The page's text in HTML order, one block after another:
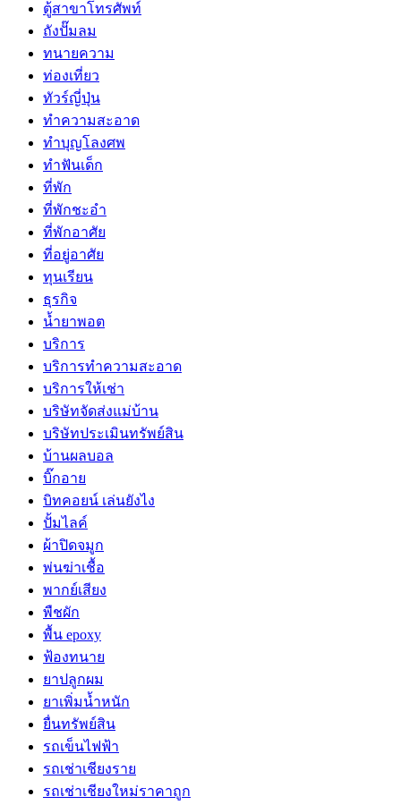
ตู้สาขาโทรศัพท์
ถังปั๊มลม
ทนายความ
ท่องเที่ยว
ทัวร์ญี่ปุ่น
ทำความสะอาด
ทำบุญโลงศพ
ทำฟันเด็ก
ที่พัก
ที่พักชะอำ
ที่พักอาศัย
ที่อยู่อาศัย
ทุนเรียน
ธุรกิจ
น้ำยาพอต
บริการ
บริการทำความสะอาด
บริการให้เช่า
บริษัทจัดส่งแม่บ้าน
บริษัทประเมินทรัพย์สิน
บ้านผลบอล
บิ๊กอาย
บิทคอยน์ เล่นยังไง
ปั้มไลค์
ผ้าปิดจมูก
พ่นฆ่าเชื้อ
พากย์เสียง
พืชผัก
พื้น epoxy
ฟ้องทนาย
ยาปลูกผม
ยาเพิ่มน้ำหนัก
ยื่นทรัพย์สิน
รถเข็นไฟฟ้า
รถเช่าเชียงราย
รถเช่าเชียงใหม่ราคาถูก